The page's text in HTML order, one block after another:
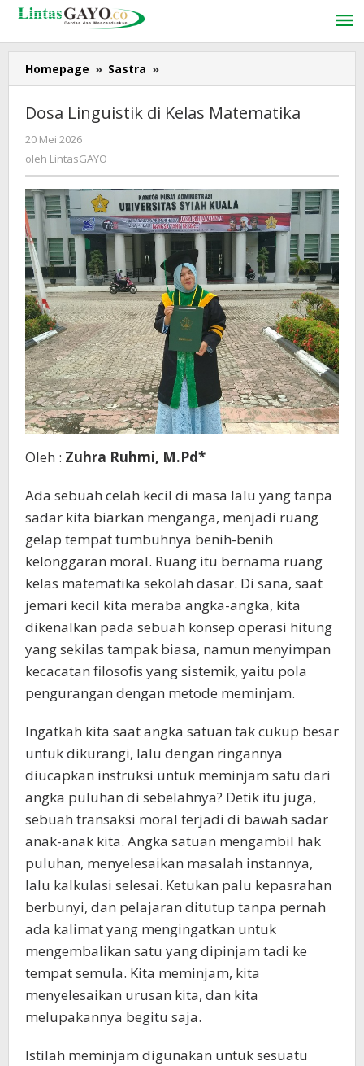
Lewati
konten
Homepage » Sastra »
Linguistik
Kelas
Dosa Linguistik di Kelas Matematika
20 Mei 2026
LintasGAYO
oleh LintasGAYO
Oleh : Zuhra Ruhmi, M.Pd*
Ada sebuah celah kecil di masa lalu yang tanpa
sadar kita biarkan menganga, menjadi ruang
gelap tempat tumbuhnya benih-benih
kelonggaran moral. Ruang itu bernama ruang
kelas matematika sekolah dasar. Di sana, saat
jemari kecil kita meraba angka-angka, kita
dikenalkan pada sebuah konsep operasi hitung
yang sekilas tampak biasa, namun menyimpan
kecacatan filosofis yang sistemik, yaitu pola
pengurangan dengan metode meminjam.
Ingatkah kita saat angka satuan tak cukup besar
untuk dikurangi, lalu dengan ringannya
diucapkan instruksi untuk meminjam satu dari
angka puluhan di sebelahnya? Detik itu juga,
sebuah transaksi moral terjadi di bawah sadar
anak-anak kita. Angka satuan mengambil hak
puluhan, menyelesaikan masalah instannya,
lalu kalkulasi selesai. Ketukan palu kepasrahan
berbunyi, dan pelajaran ditutup tanpa pernah
ada kalimat yang mengingatkan untuk
mengembalikan satu yang dipinjam tadi ke
tempat semula. Kita meminjam, kita
menyelesaikan urusan kita, dan kita
melupakannya begitu saja.
Istilah meminjam digunakan untuk sesuatu